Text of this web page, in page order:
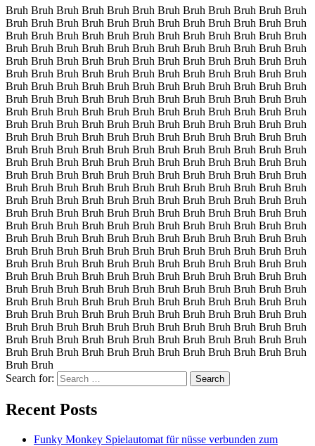
Bruh Bruh Bruh Bruh Bruh Bruh Bruh Bruh Bruh Bruh Bruh Bruh
Bruh Bruh Bruh Bruh Bruh Bruh Bruh Bruh Bruh Bruh Bruh Bruh
Bruh Bruh Bruh Bruh Bruh Bruh Bruh Bruh Bruh Bruh Bruh Bruh
Bruh Bruh Bruh Bruh Bruh Bruh Bruh Bruh Bruh Bruh Bruh Bruh
Bruh Bruh Bruh Bruh Bruh Bruh Bruh Bruh Bruh Bruh Bruh Bruh
Bruh Bruh Bruh Bruh Bruh Bruh Bruh Bruh Bruh Bruh Bruh Bruh
Bruh Bruh Bruh Bruh Bruh Bruh Bruh Bruh Bruh Bruh Bruh Bruh
Bruh Bruh Bruh Bruh Bruh Bruh Bruh Bruh Bruh Bruh Bruh Bruh
Bruh Bruh Bruh Bruh Bruh Bruh Bruh Bruh Bruh Bruh Bruh Bruh
Bruh Bruh Bruh Bruh Bruh Bruh Bruh Bruh Bruh Bruh Bruh Bruh
Bruh Bruh Bruh Bruh Bruh Bruh Bruh Bruh Bruh Bruh Bruh Bruh
Bruh Bruh Bruh Bruh Bruh Bruh Bruh Bruh Bruh Bruh Bruh Bruh
Bruh Bruh Bruh Bruh Bruh Bruh Bruh Bruh Bruh Bruh Bruh Bruh
Bruh Bruh Bruh Bruh Bruh Bruh Bruh Bruh Bruh Bruh Bruh Bruh
Bruh Bruh Bruh Bruh Bruh Bruh Bruh Bruh Bruh Bruh Bruh Bruh
Bruh Bruh Bruh Bruh Bruh Bruh Bruh Bruh Bruh Bruh Bruh Bruh
Bruh Bruh Bruh Bruh Bruh Bruh Bruh Bruh Bruh Bruh Bruh Bruh
Bruh Bruh Bruh Bruh Bruh Bruh Bruh Bruh Bruh Bruh Bruh Bruh
Bruh Bruh Bruh Bruh Bruh Bruh Bruh Bruh Bruh Bruh Bruh Bruh
Bruh Bruh Bruh Bruh Bruh Bruh Bruh Bruh Bruh Bruh Bruh Bruh
Bruh Bruh Bruh Bruh Bruh Bruh Bruh Bruh Bruh Bruh Bruh Bruh
Bruh Bruh Bruh Bruh Bruh Bruh Bruh Bruh Bruh Bruh Bruh Bruh
Bruh Bruh Bruh Bruh Bruh Bruh Bruh Bruh Bruh Bruh Bruh Bruh
Bruh Bruh Bruh Bruh Bruh Bruh Bruh Bruh Bruh Bruh Bruh Bruh
Bruh Bruh Bruh Bruh Bruh Bruh Bruh Bruh Bruh Bruh Bruh Bruh
Bruh Bruh Bruh Bruh Bruh Bruh Bruh Bruh Bruh Bruh Bruh Bruh
Bruh Bruh Bruh Bruh Bruh Bruh Bruh Bruh Bruh Bruh Bruh Bruh
Bruh Bruh Bruh Bruh Bruh Bruh Bruh Bruh Bruh Bruh Bruh Bruh
Bruh Bruh
Search for:
Recent Posts
Funky Monkey Spielautomat für nüsse verbunden zum